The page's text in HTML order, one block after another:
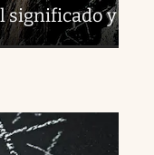
significado y